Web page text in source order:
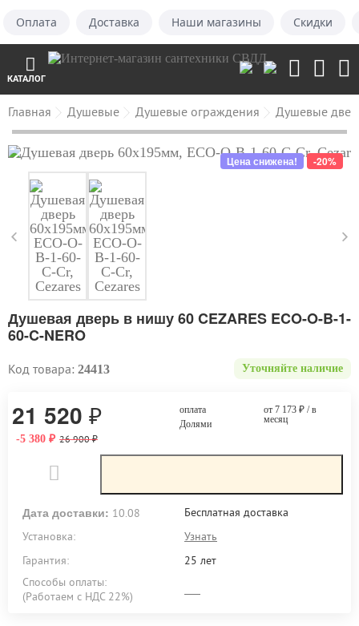
Оплата Доставка Наши магазины Скидки
КАТАЛОГ
Главная Душевые Душевые ограждения Душевые
Цена снижена! -20%
Душевая дверь в нишу 60 CEZARES ECO-O-B-1-
60-C-NERO
Код товара: 24413 Уточняйте наличие
21 520 ₽
-5 380 ₽ 26 900₽
оплата
Долями
от 7 173 ₽/ в
месяц
Дата доставки: 10.08
Бесплатная доставка
Установка:
Узнать
Гарантия:
25 лет
Способы оплаты:
(Работаем с НДС 22%)